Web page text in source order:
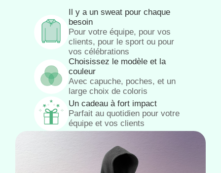
Il y a un sweat pour chaque
besoin
Pour votre équipe, pour vos
clients, pour le sport ou pour
vos célébrations
Choisissez le modèle et la
couleur
Avec capuche, poches, et un
large choix de coloris
Un cadeau à fort impact
Parfait au quotidien pour votre
équipe et vos clients